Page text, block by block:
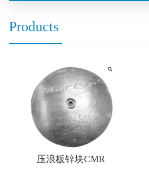
Products
压浪板锌块CMR